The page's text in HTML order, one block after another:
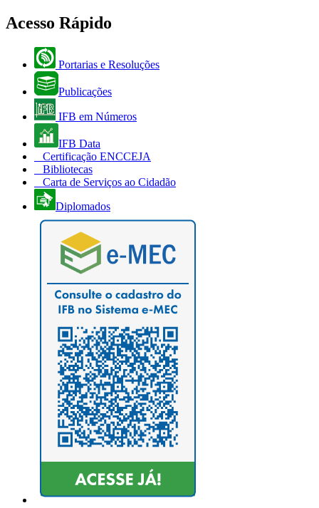
Acesso Rápido
Portarias e Resoluções
Publicações
IFB em Números
IFB Data
Certificação ENCCEJA
Bibliotecas
Carta de Serviços ao Cidadão
Diplomados